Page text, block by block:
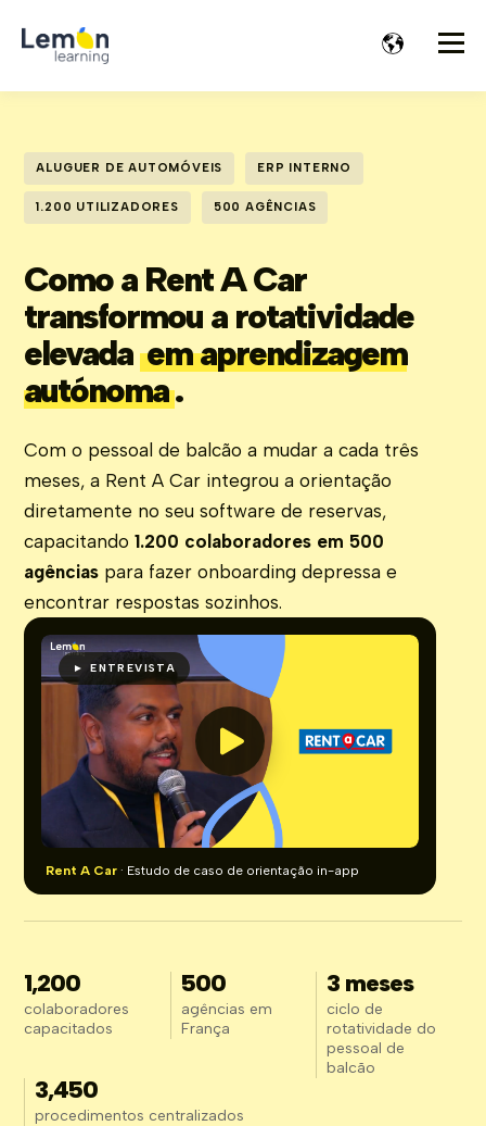
ALUGUER DE AUTOMÓVEIS ERP INTERNO
1.200 UTILIZADORES 500 AGÊNCIAS
Como a Rent A Car
transformou a rotatividade
elevadaem aprendizagem
autónoma.
Com o pessoal de balcão a mudar a cada três
meses, a Rent A Car integrou a orientação
diretamente no seu software de reservas,
capacitando1.200 colaboradores em 500
agências para fazer onboarding depressa e
encontrar respostas sozinhos.
► ENTREVISTA
Rent A Car · Estudo de caso de orientação in-app
1,200
colaboradores
capacitados
500
agências em
França
3 meses
ciclo de
rotatividade do
pessoal de
balcão
3,450
procedimentos centralizados